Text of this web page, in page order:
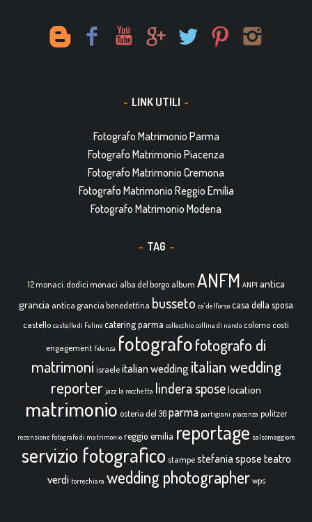
LINK UTILI
Fotografo Matrimonio Parma
Fotografo Matrimonio Piacenza
Fotografo Matrimonio Cremona
Fotografo Matrimonio Reggio Emilia
Fotografo Matrimonio Modena
TAG
12 monaci. dodici monaci alba del borgo album ANFM ANPI antica
grancia antica grancia benedettina busseto ca' dell'orso casa della sposa
castello castello di Felino catering parma collecchio collina di nando colorno costi
engagement fidenza fotografofotografo di
matrimoni israele italian wedding italian wedding
reporter jazz la rocchetta lindera sposelocation
matrimonio osteria del 36parma partigiani piacenza pulitzer
recensione fotografo di matrimonio reggio emilia reportage salsomaggiore
servizio fotografico stampe stefania spose teatro
verdi torrechiara wedding photographer wps